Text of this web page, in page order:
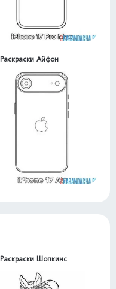
Раскраски Айфон
Раскраски Шопкинс